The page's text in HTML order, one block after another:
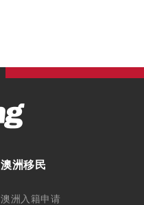
澳洲移民
澳洲入籍申请